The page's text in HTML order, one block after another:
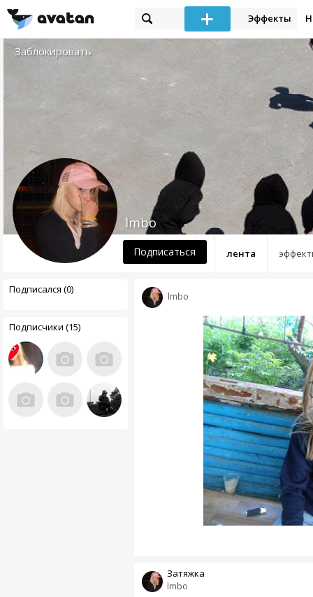
Эффекты
Заблокировать
лента
lmbo
Подписаться
Подписался (0)
Подписчики (15)
lmbo
lmbo
Затяжка